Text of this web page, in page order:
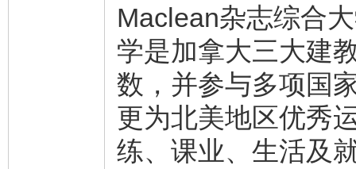
Maclean杂志综合
学是加拿大三大建
数，并参与多项国
更为北美地区优秀
练、课业、生活及